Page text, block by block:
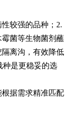
较强的品种；2.
菌等生物菌剂蘸
离沟，有效降低
种是更稳妥的选
据需求精准匹配